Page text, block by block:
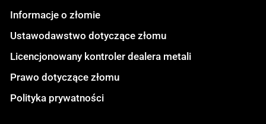
Informacje o złomie
Ustawodawstwo dotyczące złomu
Licencjonowany kontroler dealera metali
Prawo dotyczące złomu
Polityka prywatności